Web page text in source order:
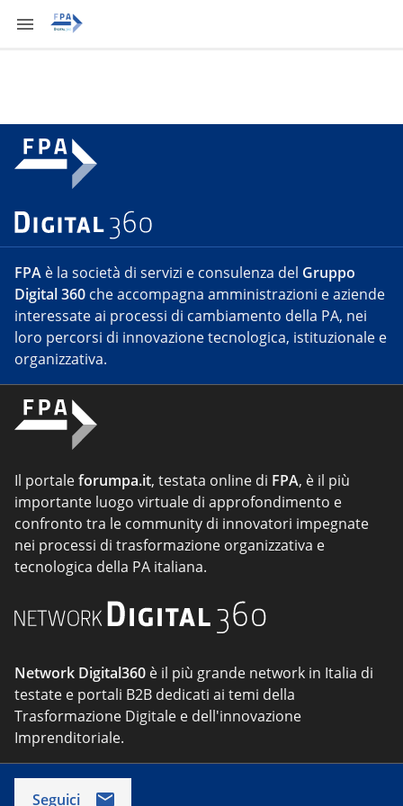
FPA è la società di servizi e consulenza del Gruppo
Digital 360 che accompagna amministrazioni e aziende
interessate ai processi di cambiamento della PA, nei
loro percorsi di innovazione tecnologica, istituzionale e
organizzativa.
Il portaleforumpa.it, testata online di FPA, è il più
importante luogo virtuale di approfondimento e
confronto tra le community di innovatori impegnate
nei processi di trasformazione organizzativa e
tecnologica della PA italiana.
Network Digital360 è il più grande network in Italia di
testate e portali B2B dedicati ai temi della
Trasformazione Digitale e dell'innovazione
Imprenditoriale.
Seguici